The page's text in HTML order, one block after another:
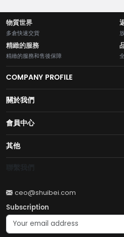
物質世界
多倉快速交貨
精緻的服務
精緻的服務和售後保障
COMPANY PROFILE
球黃金珠寶跨境電商平臺！AI與區塊鏈
全球黃金珠寶穩定幣RWA新紀元！
關於我們
About us
Join us
Privacy policy
會員中心
Account
Order
Brand List
其他
Terms of use
Become a seller
Account
ceo@shuibei.com
Subscription